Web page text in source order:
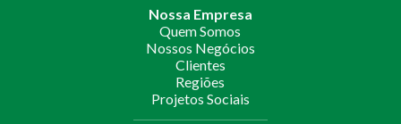
Nossa Empresa
Quem Somos
Nossos Negócios
Clientes
Regiões
Projetos Sociais